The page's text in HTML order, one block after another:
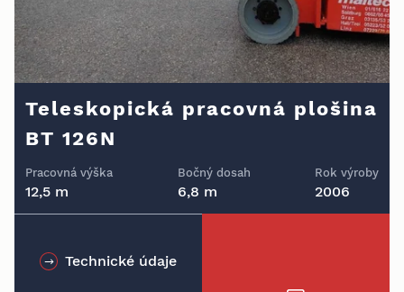
Teleskopická pracovná plošina
BT 126N
Pracovná výška
12,5 m
Bočný dosah
6,8 m
Rok výroby
2006
Technické údaje